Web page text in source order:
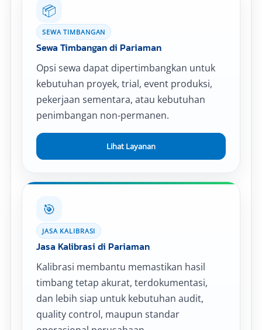
📦
SEWA TIMBANGAN
Sewa Timbangan di Pariaman
Opsi sewa dapat dipertimbangkan untuk
kebutuhan proyek, trial, event produksi,
pekerjaan sementara, atau kebutuhan
penimbangan non-permanen.
Lihat Layanan
🎯
JASA KALIBRASI
Jasa Kalibrasi di Pariaman
Kalibrasi membantu memastikan hasil
timbang tetap akurat, terdokumentasi,
dan lebih siap untuk kebutuhan audit,
quality control, maupun standar